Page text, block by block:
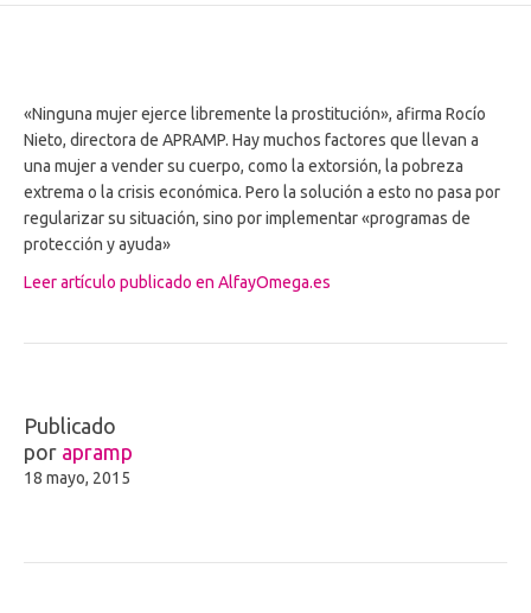
«Ninguna mujer ejerce libremente la prostitución», afirma Rocío
Nieto, directora de APRAMP. Hay muchos factores que llevan a
una mujer a vender su cuerpo, como la extorsión, la pobreza
extrema o la crisis económica. Pero la solución a esto no pasa por
regularizar su situación, sino por implementar «programas de
protección y ayuda»
Leer artículo publicado en AlfayOmega.es
Publicado
por apramp
18 mayo, 2015